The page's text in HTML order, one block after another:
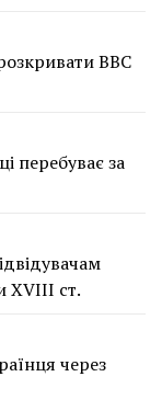
BBC
перебуває за
XVIII ст.
через